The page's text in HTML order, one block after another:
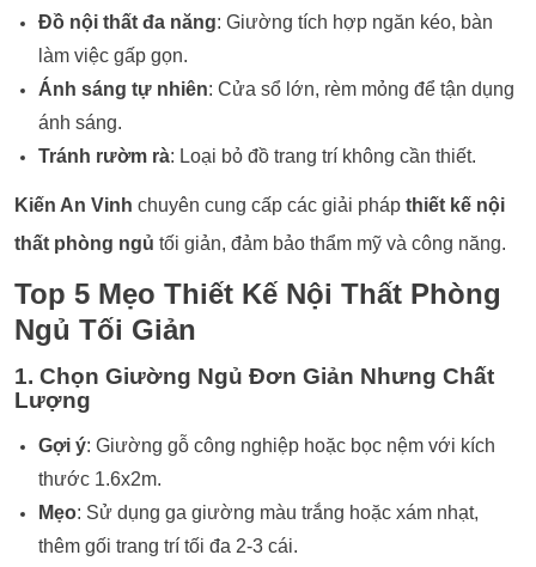
Đồ nội thất đa năng: Giường tích hợp ngăn kéo, bàn
làm việc gấp gọn.
Ánh sáng tự nhiên: Cửa sổ lớn, rèm mỏng để tận dụng
ánh sáng.
Tránh rườm rà: Loại bỏ đồ trang trí không cần thiết.
Kiến An Vinh chuyên cung cấp các giải pháp thiết kế nội
thất phòng ngủ tối giản, đảm bảo thẩm mỹ và công năng.
Top 5 Mẹo Thiết Kế Nội Thất Phòng
Ngủ Tối Giản
1. Chọn Giường Ngủ Đơn Giản Nhưng Chất
Lượng
Gợi ý: Giường gỗ công nghiệp hoặc bọc nệm với kích
thước 1.6x2m.
Mẹo: Sử dụng ga giường màu trắng hoặc xám nhạt,
thêm gối trang trí tối đa 2-3 cái.